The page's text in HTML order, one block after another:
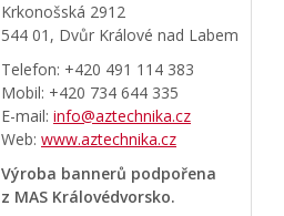
Krkonošská 2912
544 01, Dvůr Králové nad Labem
Telefon: +420 491 114 383
Mobil: +420 734 644 335
E-mail: info@aztechnika.cz
Web: www.aztechnika.cz
Výroba bannerů podpořena
z MAS Královédvorsko.